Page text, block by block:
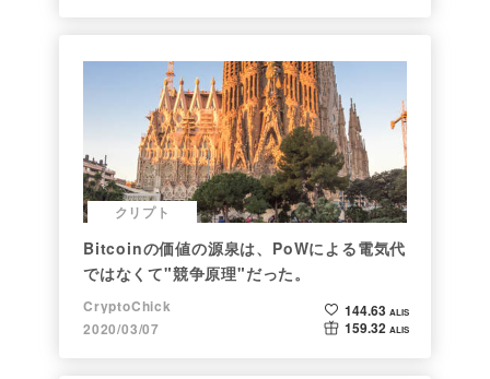
クリプト
Bitcoinの価値の源泉は、PoWによる電気代
ではなくて"競争原理"だった。
CryptoChick
2020/03/07
144.63 ALIS
159.32 ALIS